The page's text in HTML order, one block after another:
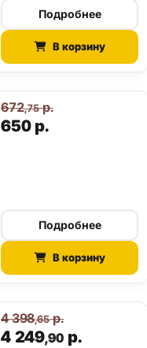
Подробнее
В корзину
650р.
672,75р.
Подробнее
В корзину
4 249,90 р.
4 398,65р.